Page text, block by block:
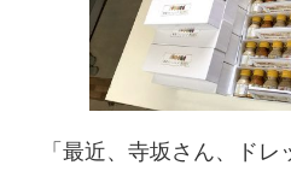
「最近、寺坂さん、ド